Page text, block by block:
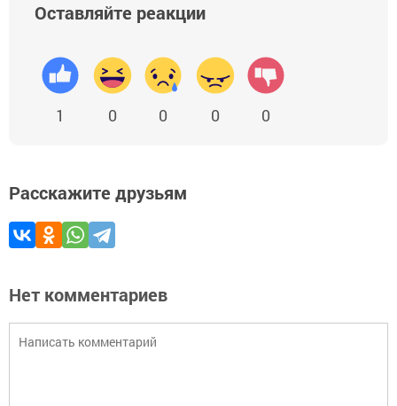
Оставляйте реакции
1 0 0 0 0
Расскажите друзьям
Нет комментариев